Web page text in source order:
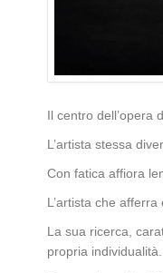
Il centro dell’opera
L’artista stessa
Con fatica affiora
L’artista che
La sua ricerca,
propria individualità.